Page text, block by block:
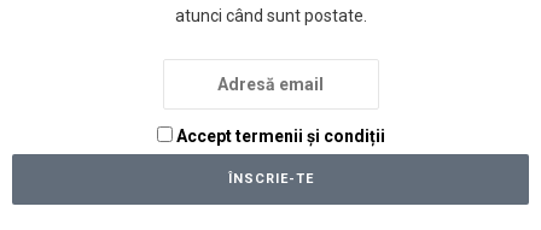
atunci când sunt postate.
Accept termenii și condiții